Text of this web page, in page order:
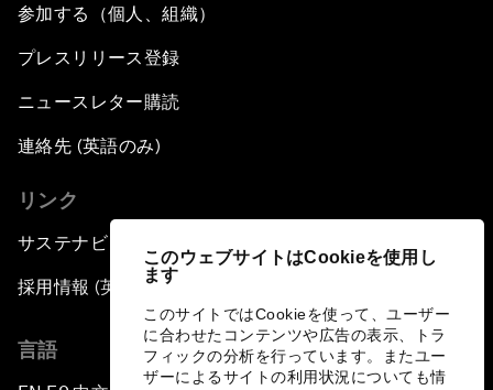
このウェブサイトはCookieを使用し
ます
このサイトではCookieを使って、ユーザー
に合わせたコンテンツや広告の表示、トラ
フィックの分析を行っています。またユー
ザーによるサイトの利用状況についても情
参加する（個人、組織）
プレスリリース登録
ニュースレター購読
連絡先 (英語のみ)
リンク
サステナビリティへの取り組み
採用情報 (英語のみ)
言語